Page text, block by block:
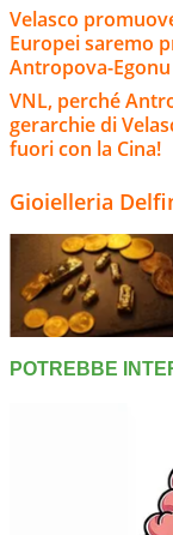
Velasco
Europei saremo
Antropova-Egonu
VNL, perché
gerarchie di
fuori con la Cina!
Gioielleria